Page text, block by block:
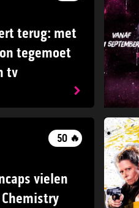
terug: met
tegemoet
tv
50 🔥
vielen